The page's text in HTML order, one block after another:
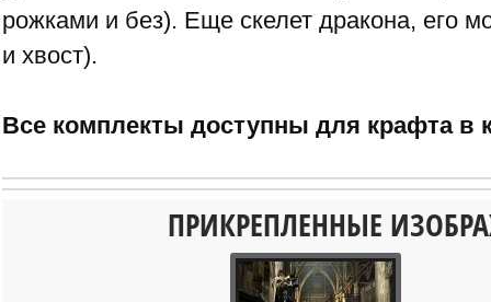
рожками и без). Еще скелет дракона, его
и хвост).
Все комплекты доступны для крафта в
ПРИКРЕПЛЕННЫЕ